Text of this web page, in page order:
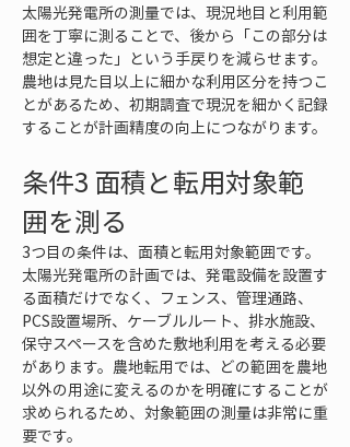
太陽光発電所の測量では、現況地目と利用範
囲を丁寧に測ることで、後から「この部分は
想定と違った」という手戻りを減らせます。
農地は見た目以上に細かな利用区分を持つこ
とがあるため、初期調査で現況を細かく記録
することが計画精度の向上につながります。
条件3 面積と転用対象範
囲を測る
3つ目の条件は、面積と転用対象範囲です。
太陽光発電所の計画では、発電設備を設置す
る面積だけでなく、フェンス、管理通路、
PCS設置場所、ケーブルルート、排水施設、
保守スペースを含めた敷地利用を考える必要
があります。農地転用では、どの範囲を農地
以外の用途に変えるのかを明確にすることが
求められるため、対象範囲の測量は非常に重
要です。